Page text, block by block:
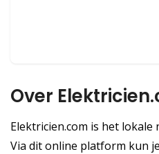
Over
Elektricien.com is het
Via dit online platform kun